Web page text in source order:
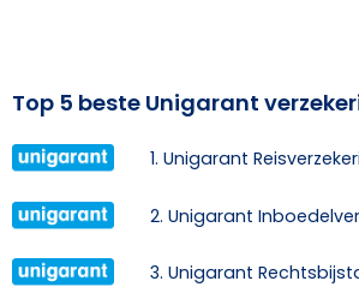
Top 5 beste Unigarant
1. Unigarant
2. Unigarant
3. Unigarant